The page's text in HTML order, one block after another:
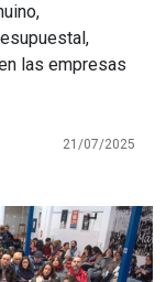
las empresas
21/07/2025